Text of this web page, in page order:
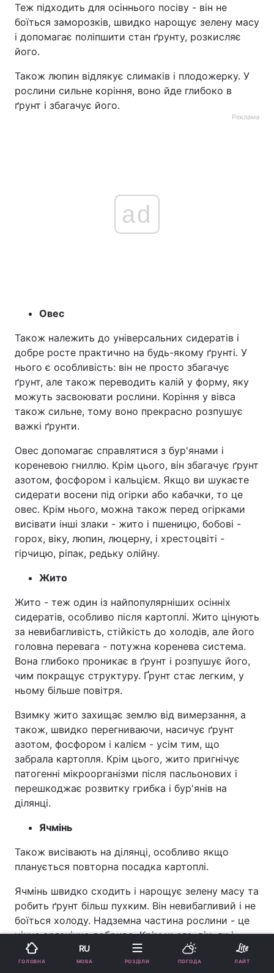
Теж підходить для осіннього посіву - він не
боїться заморозків, швидко нарощує зелену масу
і допомагає поліпшити стан ґрунту, розкисляє
його.
Також люпин відлякує слимаків і плодожерку. У
рослини сильне коріння, воно йде глибоко в
ґрунт і збагачує його.
Реклама
ad
Овес
Також належить до універсальних сидератів і
добре росте практично на будь-якому ґрунті. У
нього є особливість: він не просто збагачує
ґрунт, але також переводить калій у форму, яку
можуть засвоювати рослини. Коріння у вівса
також сильне, тому воно прекрасно розпушує
важкі ґрунти.
Овес допомагає справлятися з бур'янами і
кореневою гниллю. Крім цього, він збагачує ґрунт
азотом, фосфором і кальцієм. Якщо ви шукаєте
сидерати восени під огірки або кабачки, то це
овес. Крім нього, можна також перед огірками
висівати інші злаки - жито і пшеницю, бобові -
горох, віку, люпин, люцерну, і хрестоцвіті -
гірчицю, ріпак, редьку олійну.
Жито
Жито - теж один із найпопулярніших осінніх
сидератів, особливо після картоплі. Жито цінують
за невибагливість, стійкість до холодів, але його
головна перевага - потужна коренева система.
Вона глибоко проникає в ґрунт і розпушує його,
чим покращує структуру. Ґрунт стає легким, у
ньому більше повітря.
Взимку жито захищає землю від вимерзання, а
також, швидко перегниваючи, насичує ґрунт
азотом, фосфором і калієм - усім тим, що
забрала картопля. Крім цього, жито пригнічує
патогенні мікроорганізми після пасльонових і
перешкоджає розвитку грибка і бур'янів на
ділянці.
Ячмінь
Також висівають на ділянці, особливо якщо
планується повторна посадка картоплі.
Ячмінь швидко сходить і нарощує зелену масу та
робить ґрунт більш пухким. Він невибагливий і не
боїться холоду. Надземна частина рослини - це
цінне органічне добриво. Крім цього, він, як і
багато інших сидератів, пригнічує ріст бур'янів і
перешкоджає розвитку хвороб.
ГОЛОВНА
RU
МОВА РОЗДІЛИ ПОГОДА ЛАЙТ